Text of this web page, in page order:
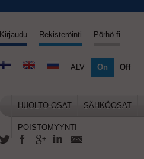
Kirjaudu Rekisteröinti Pörhö.fi
ALV On Off
HUOLTO-OSAT SÄHKÖOSAT
POISTOMYYNTI